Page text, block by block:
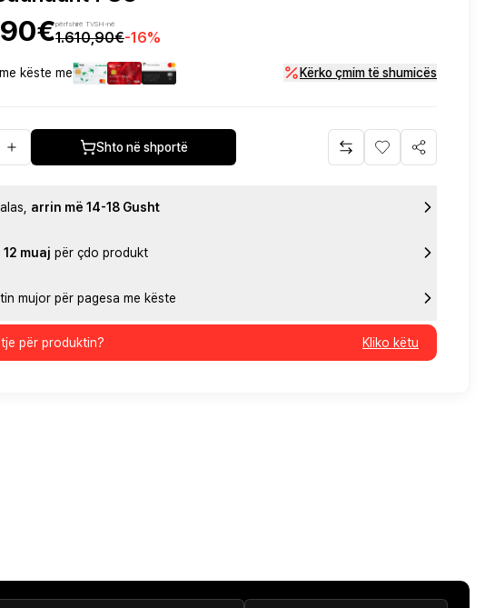
përfshirë TVSH-në
1.610,90€-16%
këste me Kërko çmim të shumicës
Shto në shportë
arrin më 14-18 Gusht
muaj për çdo produkt
mujor për pagesa me këste
për produktin? Kliko këtu